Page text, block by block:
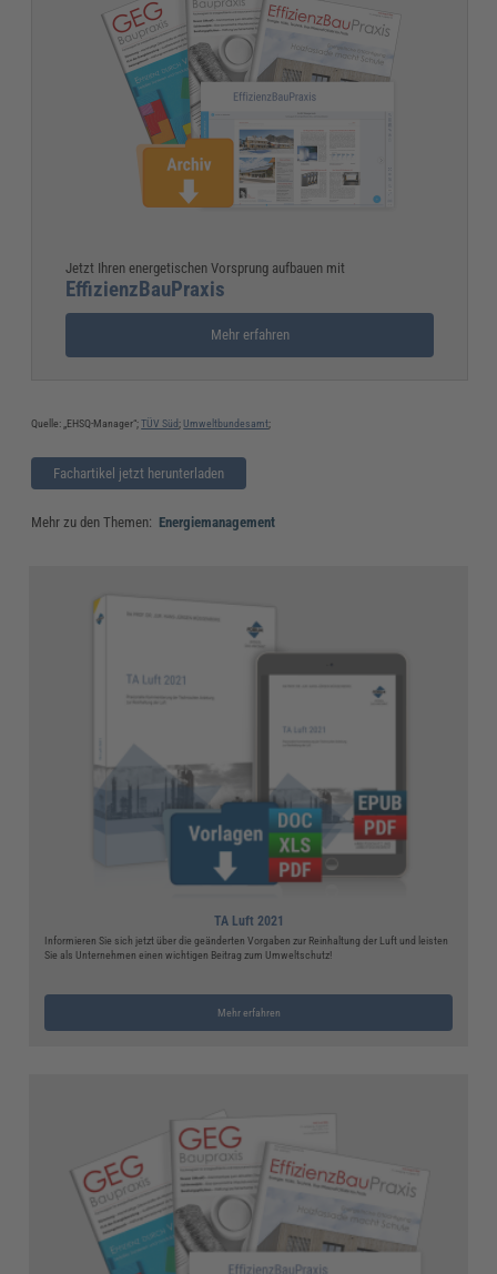
Jetzt Ihren energetischen Vorsprung aufbauen mit
EffizienzBauPraxis
Mehr erfahren
Quelle: „EHSQ-Manager“;TÜV Süd ;Umweltbundesamt;
Fachartikel jetzt herunterladen
Mehr zu den Themen: Energiemanagement
TA Luft 2021
Informieren Sie sich jetzt über die geänderten Vorgaben zur Reinhaltung der Luft und leisten
Sie als Unternehmen einen wichtigen Beitrag zum Umweltschutz!
Mehr erfahren